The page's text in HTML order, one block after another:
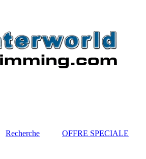
Recherche OFFRE SPECIALE